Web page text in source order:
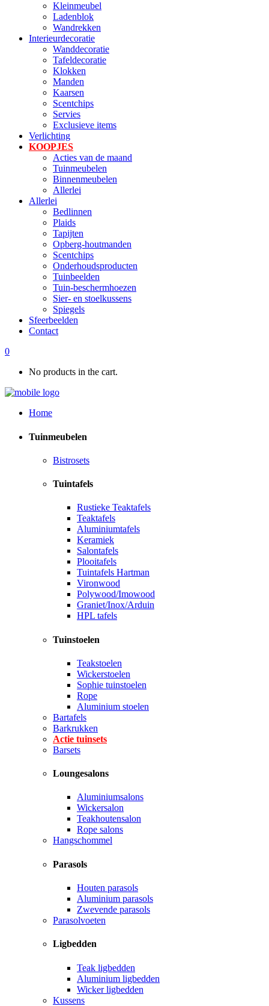
Kleinmeubel
Ladenblok
Wandrekken
Interieurdecoratie
Wanddecoratie
Tafeldecoratie
Klokken
Manden
Kaarsen
Scentchips
Servies
Exclusieve items
Verlichting
KOOPJES
Acties van de maand
Tuinmeubelen
Binnenmeubelen
Allerlei
Allerlei
Bedlinnen
Plaids
Tapijten
Opberg-houtmanden
Scentchips
Onderhoudsproducten
Tuinbeelden
Tuin-beschermhoezen
Sier- en stoelkussens
Spiegels
Sfeerbeelden
Contact
0
No products in the cart.
Home
Tuinmeubelen
Bistrosets
Tuintafels
Rustieke Teaktafels
Teaktafels
Aluminiumtafels
Keramiek
Salontafels
Plooitafels
Tuintafels Hartman
Vironwood
Polywood/Imowood
Graniet/Inox/Arduin
HPL tafels
Tuinstoelen
Teakstoelen
Wickerstoelen
Sophie tuinstoelen
Rope
Aluminium stoelen
Bartafels
Barkrukken
Actie tuinsets
Barsets
Loungesalons
Aluminiumsalons
Wickersalon
Teakhoutensalon
Rope salons
Hangschommel
Parasols
Houten parasols
Aluminium parasols
Zwevende parasols
Parasolvoeten
Ligbedden
Teak ligbedden
Aluminium ligbedden
Wicker ligbedden
Kussens